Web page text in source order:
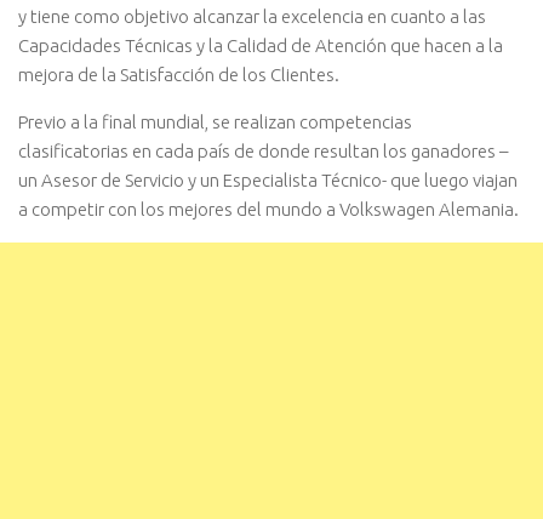
y tiene como objetivo alcanzar la excelencia en cuanto a las
Capacidades Técnicas y la Calidad de Atención que hacen a la
mejora de la Satisfacción de los Clientes.
Previo a la final mundial, se realizan competencias
clasificatorias en cada país de donde resultan los ganadores –
un Asesor de Servicio y un Especialista Técnico- que luego viajan
a competir con los mejores del mundo a Volkswagen Alemania.